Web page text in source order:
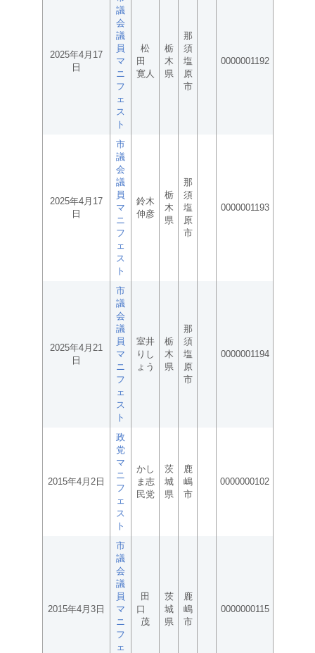
2025年4月17
日
議
会
議
員
マ
ニ
フ
ェ
ス
ト
松
田
寛人
栃
木
県
那
須
塩
原
市
0000001192
2025年4月17
日
市
議
会
議
員
マ
ニ
フ
ェ
ス
ト
鈴木
伸彦
栃
木
県
那
須
塩
原
市
0000001193
2025年4月21
日
市
議
会
議
員
マ
ニ
フ
ェ
ス
ト
室井
りし
ょう
栃
木
県
那
須
塩
原
市
0000001194
2015年4月2日
政
党
マ
ニ
フ
ェ
ス
ト
かし
ま志
民党
茨
城
県
鹿
嶋
市
0000000102
2015年4月3日
市
議
会
議
員
マ
ニ
フ
ェ
田
口
茂
茨
城
県
鹿
嶋
市
0000000115